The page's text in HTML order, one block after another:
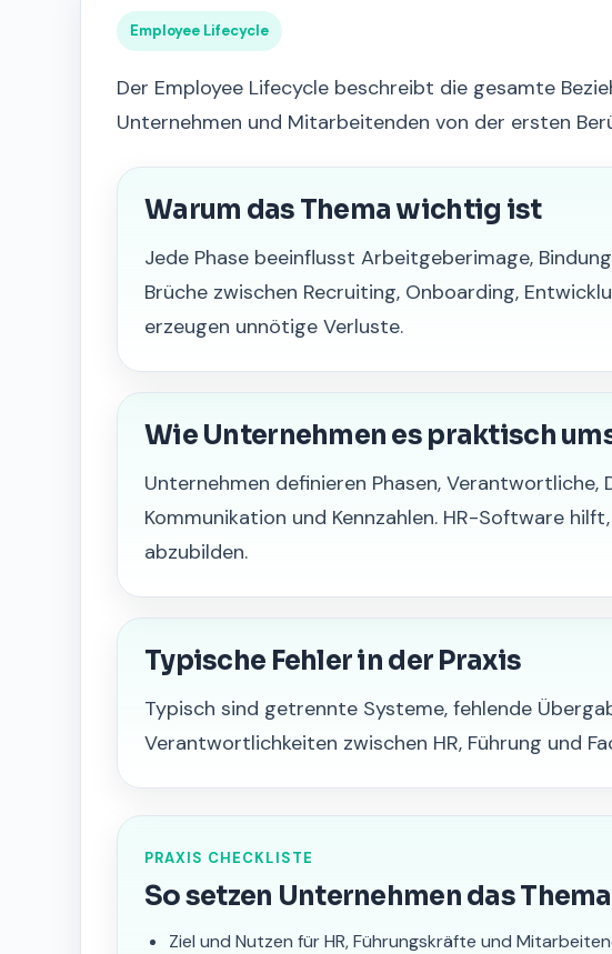
Employee Lifecycle
Der Employee Lifecycle beschreibt die gesamte
Unternehmen und Mitarbeitenden von der ersten
Warum das Thema wichtig ist
Jede Phase beeinflusst Arbeitgeberimage,
Brüche zwischen Recruiting, Onboarding,
erzeugen unnötige Verluste.
Wie Unternehmen es praktisch
Unternehmen definieren Phasen, Verantwortliche,
Kommunikation und Kennzahlen. HR-Software
abzubilden.
Typische Fehler in der Praxis
Typisch sind getrennte Systeme, fehlende
Verantwortlichkeiten zwischen HR, Führung und
PRAXIS CHECKLISTE
So setzen Unternehmen das
Ziel und Nutzen für HR, Führungskräfte und